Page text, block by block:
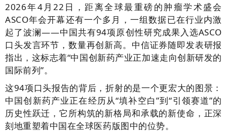
2026年4月22日，距离全球最重磅的肿瘤学术盛会
ASCO年会开幕还有一个多月，一组数据已在行业内激
起了波澜——中国共有94项原创性研究成果入选ASCO
口头发言环节，数量再创新高。中信证券随即发表研报
指出，这标志着“中国创新药产业正加速走向创新研发的
国际前列”。
这94项口头报告的背后，折射的是一个更宏大的图景：
中国创新药产业正在经历从“填补空白”到“引领赛道”的
历史性跃迁，它所构筑的新格局和承载的新使命，正深
刻地重塑着中国在全球医药版图中的位势。